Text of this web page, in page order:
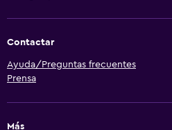
Contactar
Ayuda/Preguntas frecuentes
Prensa
Más